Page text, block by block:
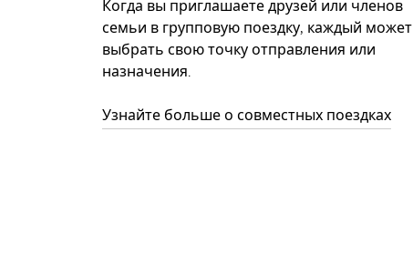
Когда вы приглашаете друзей или членов
семьи в групповую поездку, каждый может
выбрать свою точку отправления или
назначения.
Узнайте больше о совместных поездках